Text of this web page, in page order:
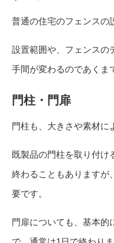
普通の住宅のフェンスの
設置範囲や、フェンスの
手間が変わるのであくま
門柱・門扉
門柱も、大きさや素材に
既製品の門柱を取り付け
終わることもありますが
要です。
門扉についても、基本的